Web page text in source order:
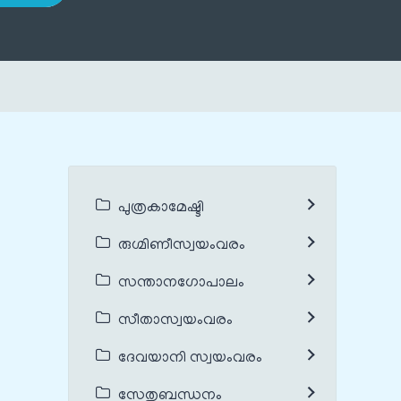
പുത്രകാമേഷ്ടി
രുഗ്മിണീസ്വയംവരം
സന്താനഗോപാലം
സീതാസ്വയംവരം
ദേവയാനി സ്വയംവരം
സേതുബന്ധനം